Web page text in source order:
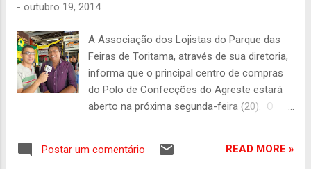
informou que o comércio do Recife
abertura das lojas será facultativa. Os
shoppings centers do estado também terão
operação diferenciada na data. Leia também
• CTTU divulga esquemas de trânsito para
eventos esportivos do final de semana no
sobre revitalização urbana na próxima terça
- outubro 19, 2014
A Associação dos Lojistas do Parque das
Feiras de Toritama, através de sua diretoria,
informa que o principal centro de compras
do Polo de Confecções do Agreste estará
aberto na próxima segunda-feira (20). O
diante disto a direção dos Lojistas do
Postar um comentário READ MORE »